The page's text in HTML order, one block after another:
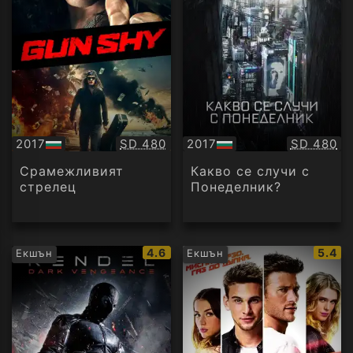
2017
БГ
аудио
Качество:
SD 480
Срамежливият
стрелец
2017
БГ
аудио
SD 480
Какво се случи с
Понеделник?
Екшън
IMDb
рейтинг:
4.6 Екшън
IMDb
5.4